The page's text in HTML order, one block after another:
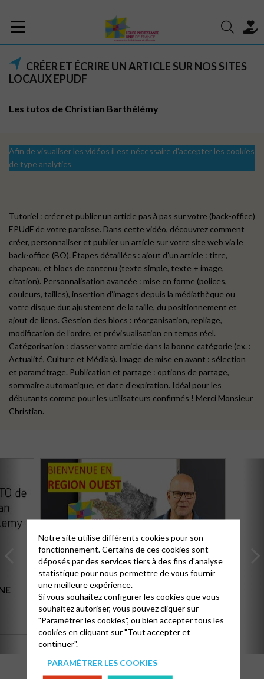
CRÉER ET ÉCRIRE UN ARTICLE SUR NOS SITES
LOCAUX EPUDF
Les tutos de Christian Barthélémy
Afin de visualiser les vidéos il est nécessaire d'accepter les cookies
de type analytics
Tutoriel : créer et publier un article pas à pas sur votre (back-office)
EPUdF de votre paroisse. Dans cette vidéo, découvrez comment
créer, personnaliser et publier un article sur votre site web via le
back-office (BO). Étapes détaillées : ajout d’un article : titre,
chapeau, et blocs de contenu (texte simple, texte + image,
citation). Personnalisation avancée : mise en forme (polices,
couleurs, tailles), insertion d’images depuis la médiathèque ou
votre disque dur, ajustement de la taille, du positionnement et
ajout de liens. Gestion des blocs : réorganisation, repliage,
modification de l’ordre, et prévisualisation en temps réel.
Catégorisation : classer votre article dans la bonne catégorie (ex. :
Actualité, Culture et Médias). Image de mise en avant : sélection
et paramétrage. Publication et partage : options de partage,
sommaire automatique, et date d’expiration. Idéal pour les
débutants comme pour les utilisateurs confirmés ! Merci Monsieur
Christian.
BIENVENUE DANS LA RÉGION OUEST
Notre site utilise différents cookies pour son
fonctionnement. Certains de ces cookies sont
déposés par des services tiers à des fins d'analyse
statistique pour nous permettre de vous fournir
une meilleure expérience.
Si vous souhaitez configurer les cookies que vous
souhaitez autoriser, vous pouvez cliquer sur
"Paramétrer les cookies", ou bien accepter tous les
cookies en cliquant sur "Tout accepter et
continuer".
PARAMÉTRER LES COOKIES